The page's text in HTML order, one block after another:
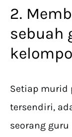
2.
sebuah
Setiap murid
tersendiri,
seorang